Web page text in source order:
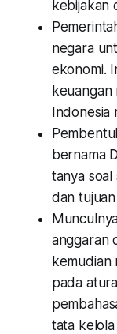
kebijakan
negara
ekonomi.
keuangan
Indonesia
bernama
tanya
dan
anggaran
kemudian
pada
tata